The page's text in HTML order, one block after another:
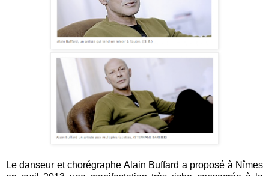
Le danseur et chorégraphe Alain Buffard a proposé à Nîmes